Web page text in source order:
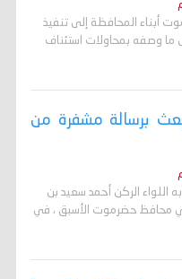
أبناء المحافظة إلى تنفيذ
ما وصفه بمحاولات استئناف
برسالة مشفرة من
اللواء الركن أحمد سعيد بن
محافظ حضرموت الأسبق ، في